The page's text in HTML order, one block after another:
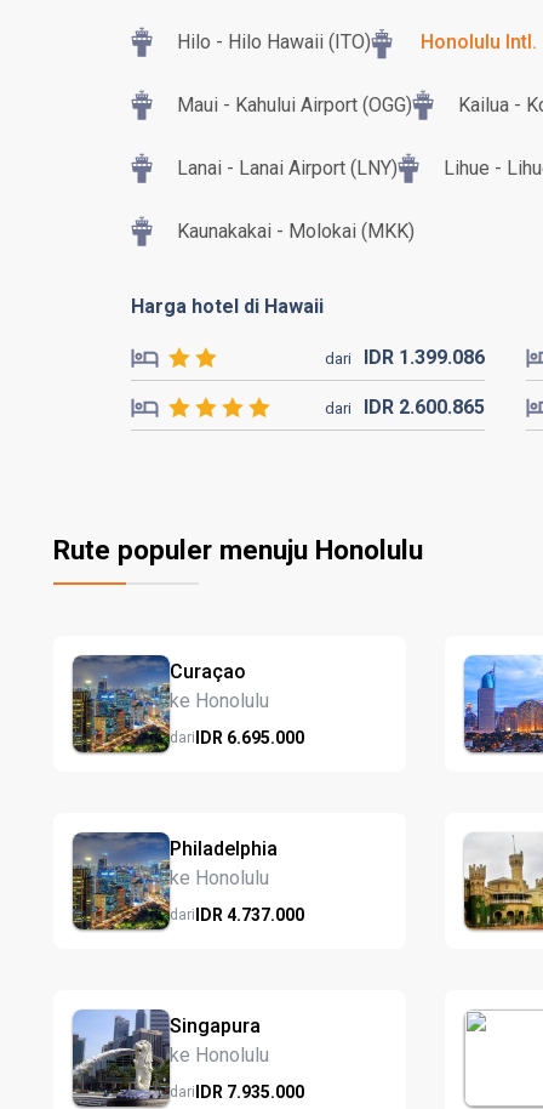
Hilo - Hilo Hawaii (ITO) Honolulu Intl.
Maui - Kahului Airport (OGG) Kailua -
Lanai - Lanai Airport (LNY) Lihue -
Kaunakakai - Molokai (MKK)
Harga hotel di Hawaii
dari IDR 1.399.086
dari IDR 2.600.865
Rute populer menuju Honolulu
Curaçao
ke Honolulu
dariIDR 6.695.000
Philadelphia
ke Honolulu
dariIDR 4.737.000
Singapura
ke Honolulu
dariIDR 7.935.000